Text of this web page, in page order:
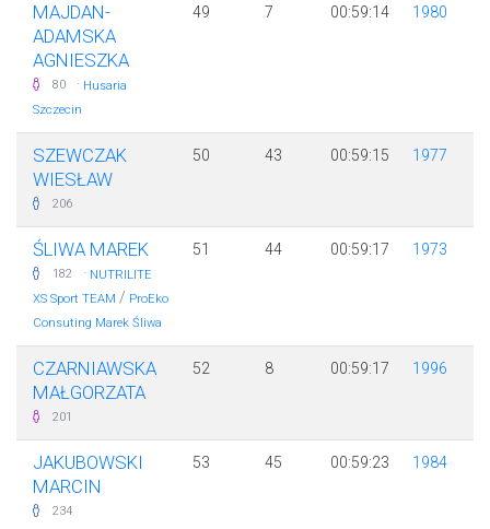
MAJDAN-
ADAMSKA
AGNIESZKA
80 · Husaria
Szczecin
49 7 00:59:14 1980
SZEWCZAK
WIESŁAW
206
50 43 00:59:15 1977
ŚLIWA MAREK
182 · NUTRILITE
XS Sport TEAM / ProEko
Consuting Marek Śliwa
51 44 00:59:17 1973
CZARNIAWSKA
MAŁGORZATA
201
52 8 00:59:17 1996
JAKUBOWSKI
MARCIN
234
53 45 00:59:23 1984